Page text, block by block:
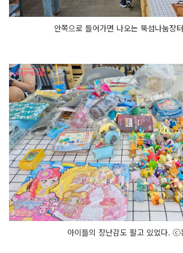
안쪽으로 들어가면 나오는 뚝섬나눔장
아이들의 장난감도 팔고 있었다. ⓒ